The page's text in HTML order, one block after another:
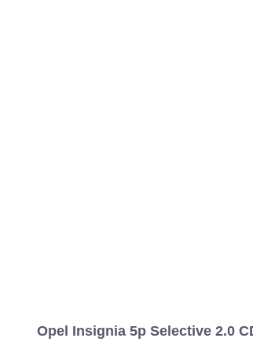
Opel Insignia 5p Selective 2.0